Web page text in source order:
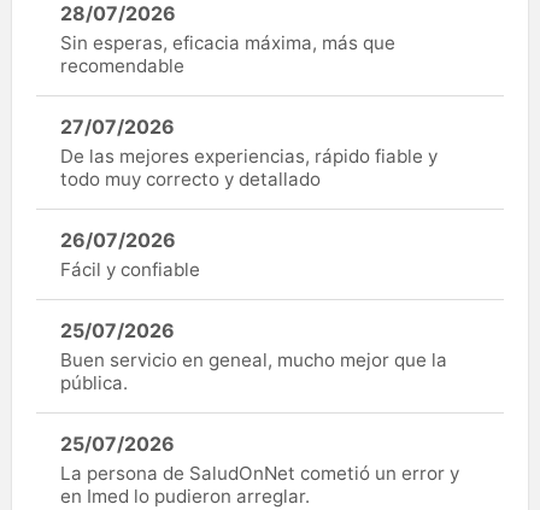
28/07/2026
Sin esperas, eficacia máxima, más que
recomendable
27/07/2026
De las mejores experiencias, rápido fiable y
todo muy correcto y detallado
26/07/2026
Fácil y confiable
25/07/2026
Buen servicio en geneal, mucho mejor que la
pública.
25/07/2026
La persona de SaludOnNet cometió un error y
en Imed lo pudieron arreglar.